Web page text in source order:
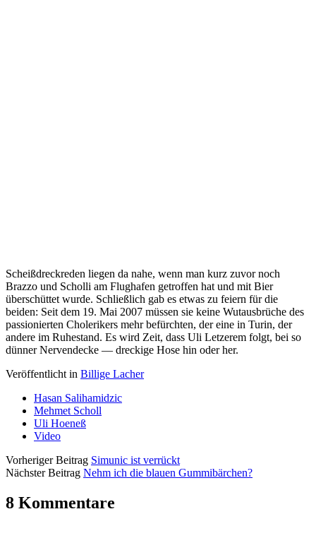
Scheißdreckreden liegen da nahe, wenn man kurz zuvor noch
Brazzo und Scholli am Flughafen getroffen hat und mit Bier
überschüttet wurde. Schließlich gab es etwas zu feiern für die
beiden: Seit dem 19. Mai 2007 müssen sie keine Wutausbrüche des
passionierten Cholerikers mehr befürchten, der eine in Turin, der
andere im Ruhestand. Es wird Zeit, dass Uli Letzerem folgt, bei so
dünner Nervendecke — dreckige Hose hin oder her.
Veröffentlicht in Billige Lacher
Hasan Salihamidzic
Mehmet Scholl
Uli Hoeneß
Video
Vorheriger Beitrag Simunic ist verrückt
Nächster Beitrag Nehm ich die blauen Gummibärchen?
8 Kommentare